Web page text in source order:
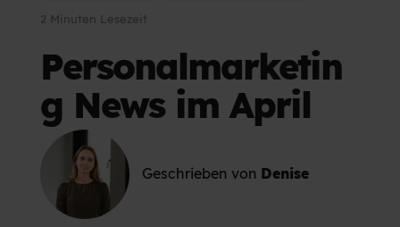
2 Minuten Lesezeit
Personalmarketin
g News im April
Geschrieben von Denise